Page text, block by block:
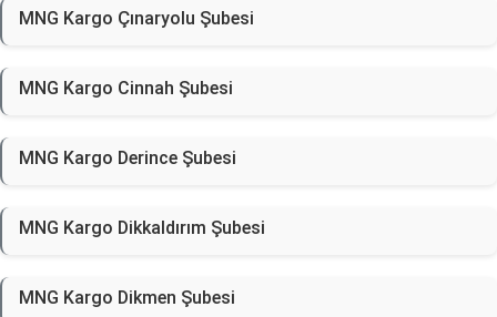
MNG Kargo Çınaryolu Şubesi
MNG Kargo Cinnah Şubesi
MNG Kargo Derince Şubesi
MNG Kargo Dikkaldırım Şubesi
MNG Kargo Dikmen Şubesi